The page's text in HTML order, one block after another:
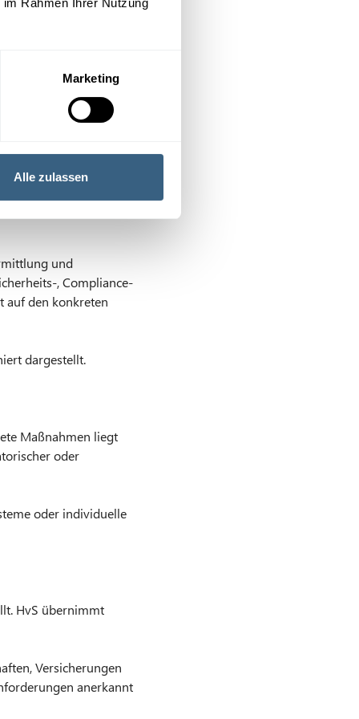
Marketing
Alle zulassen
Kündigung und zur
und
, Compliance-
auf den konkreten
dargestellt.
Maßnahmen liegt
oder
oder individuelle
HvS übernimmt
Versicherungen
anerkannt